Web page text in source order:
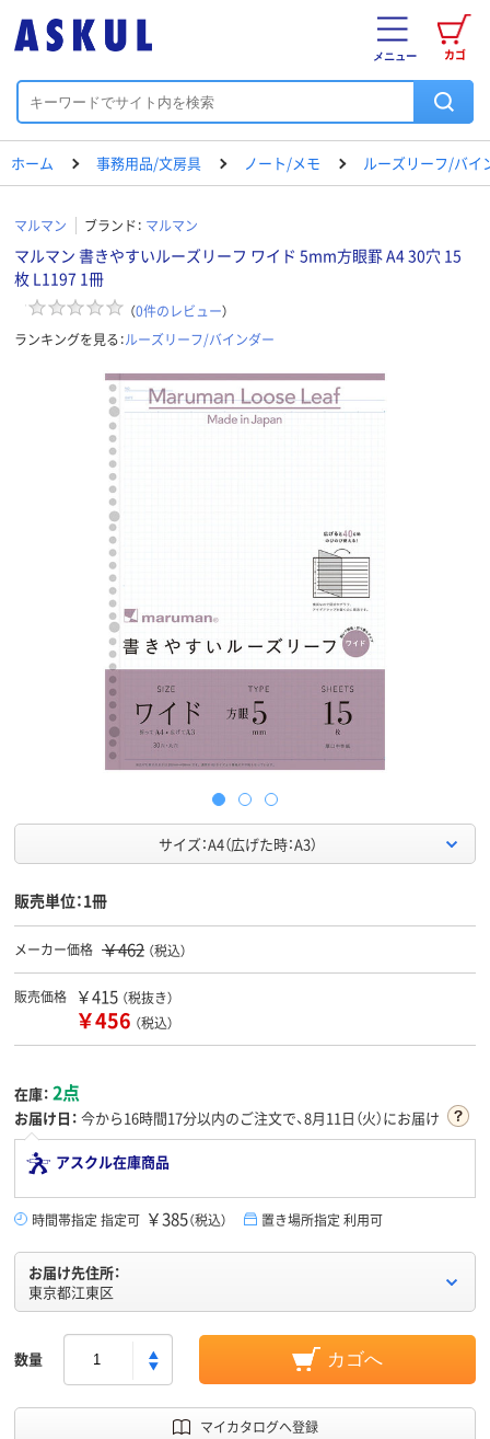
カゴ
メニュー
ホーム 事務用品/文房具 ノート/メモ ルーズリーフ/バイ
マルマン ブランド： マルマン
マルマン 書きやすいルーズリーフ ワイド 5mm方眼罫 A4 30穴 15
枚 L1197 1冊
（0件のレビュー）
ランキングを見る：ルーズリーフ/バインダー
サイズ：A4（広げた時：A3）
販売単位：1冊
メーカー価格 ￥462 （税込）
販売価格 ￥415 （税抜き）
￥456 （税込）
在庫： 2点
お届け日： 今から16時間17分以内のご注文で、8月11日（火）にお届け
アスクル在庫商品
時間帯指定 指定可 ￥385（税込） 置き場所指定 利用可
お届け先住所：
東京都江東区
数量 カゴへ
マイカタログへ登録